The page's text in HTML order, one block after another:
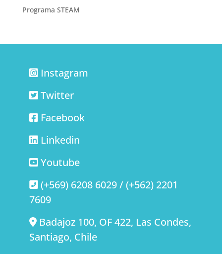
Programa STEAM
Instagram
Twitter
Facebook
Linkedin
Youtube
(+569) 6208 6029 / (+562) 2201
7609
Badajoz 100, OF 422, Las Condes,
Santiago, Chile